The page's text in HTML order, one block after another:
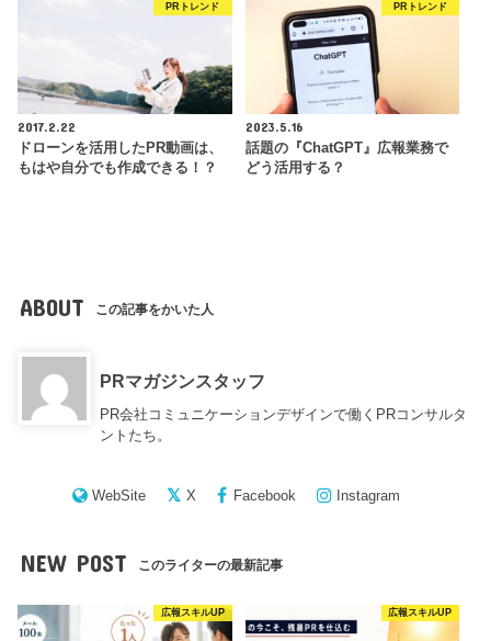
PRトレンド
2017.2.22
ドローンを活用したPR動画は、
もはや自分でも作成できる！？
PRトレンド
2023.5.16
話題の『ChatGPT』広報業務で
どう活用する？
ABOUT この記事をかいた人
PRマガジンスタッフ
PR会社コミュニケーションデザインで働くPRコンサルタ
ントたち。
WebSite X Facebook Instagram
NEW POST このライターの最新記事
広報スキルUP 広報スキルUP